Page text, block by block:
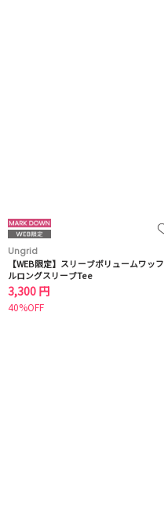
Ungrid
【WEB限定】スリーブボリュームワッフ
ルロングスリーブTee
3,300 円
40%OFF